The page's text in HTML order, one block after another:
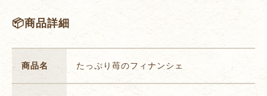
📦商品詳細
商品名 たっぷり苺のフィナンシェ